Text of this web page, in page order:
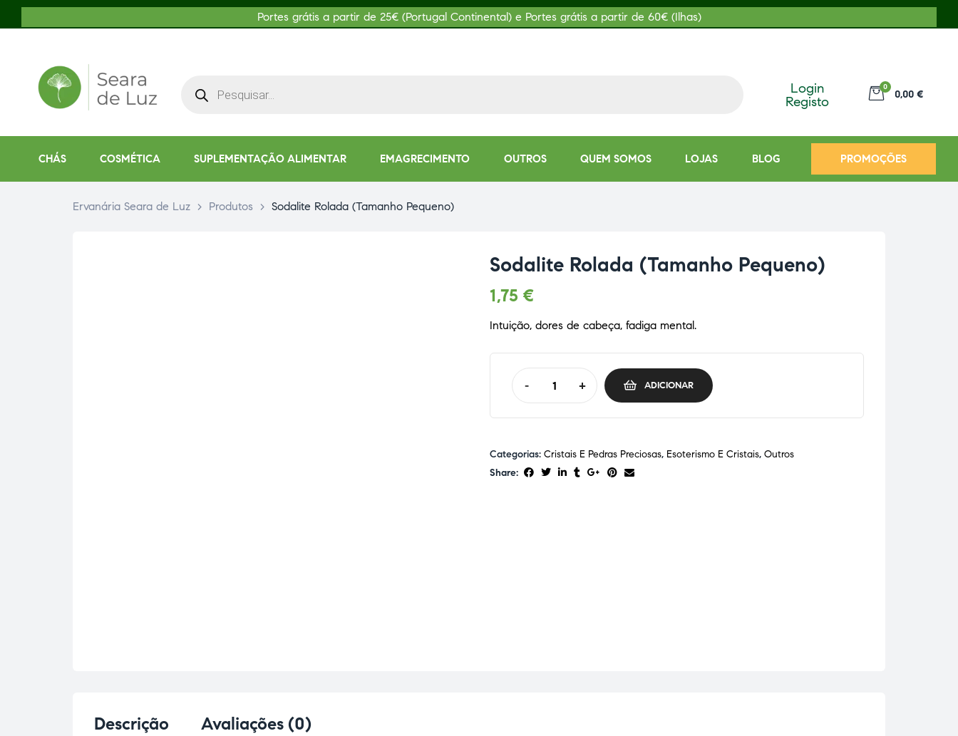
Portes grátis a partir de 25€ (Portugal Continental) e Portes grátis a partir de 60€ (Ilhas)
Login
Registo
0
0,00 €
CHÁS COSMÉTICA SUPLEMENTAÇÃO ALIMENTAR EMAGRECIMENTO OUTROS QUEM SOMOS LOJAS BLOG PROMOÇÕES
Ervanária Seara de Luz > Produtos > Sodalite Rolada (Tamanho Pequeno)
Sodalite Rolada (Tamanho Pequeno)
1,75 €
Intuição, dores de cabeça, fadiga mental.
- + ADICIONAR
Categorias: Cristais E Pedras Preciosas, Esoterismo E Cristais, Outros
Share:
Descrição Avaliações (0)